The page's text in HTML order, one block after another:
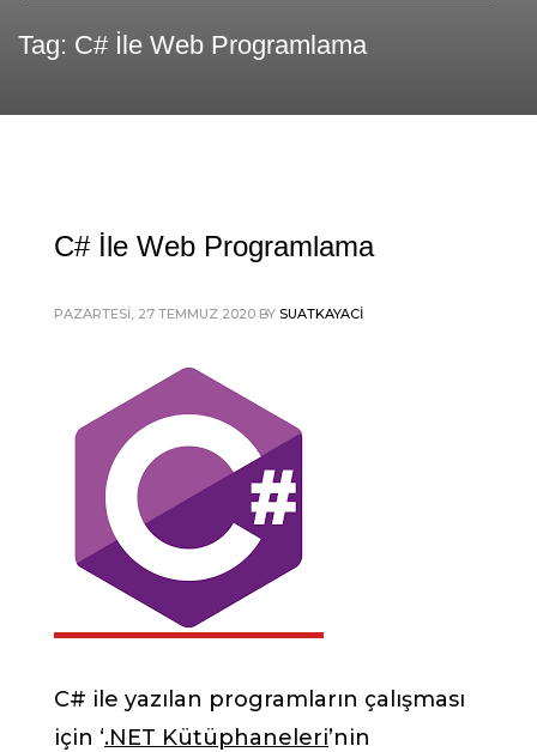
Tag: C# İle Web Programlama
C# İle Web Programlama
PAZARTESI, 27 TEMMUZ 2020 BY SUATKAYACI
C# ile yazılan programların çalışması
için ‘.NET Kütüphaneleri’nin